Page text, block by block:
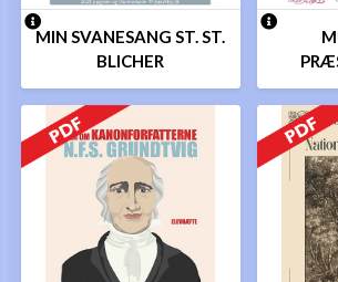
MIN SVANESANG ST. ST.
BLICHER